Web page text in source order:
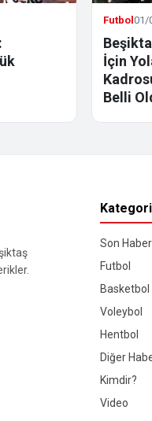
Futbol 01/
İçin
Belli
Son
Futbol
Basketbol
Voleybol
Hentbol
Diğer
Kimdir?
Video